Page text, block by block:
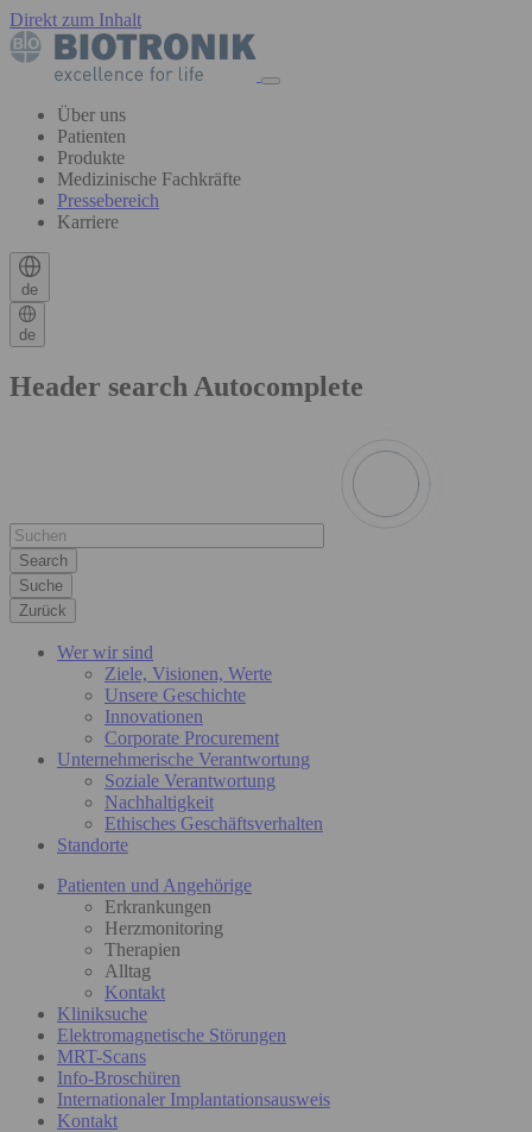
Direkt zum Inhalt
Über uns
Patienten
Produkte
Medizinische Fachkräfte
Pressebereich
Karriere
de
de
Header search Autocomplete
Suche
Zurück
Wer wir sind
Ziele, Visionen, Werte
Unsere Geschichte
Innovationen
Corporate Procurement
Unternehmerische Verantwortung
Soziale Verantwortung
Nachhaltigkeit
Ethisches Geschäftsverhalten
Standorte
Patienten und Angehörige
Erkrankungen
Herzmonitoring
Therapien
Alltag
Kontakt
Kliniksuche
Elektromagnetische Störungen
MRT-Scans
Info-Broschüren
Internationaler Implantationsausweis
Kontakt